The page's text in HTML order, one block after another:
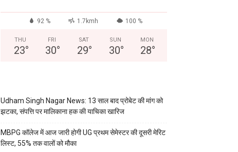
92 % 1.7kmh 100 %
THU
23°
FRI
30°
SAT
29°
SUN
30°
MON
28°
Udham Singh Nagar News: 13 साल बाद प्रोबेट की मांग को
झटका, संपत्ति पर मालिकाना हक की याचिका खारिज
MBPG कॉलेज में आज जारी होगी UG प्रथम सेमेस्टर की दूसरी मेरिट
लिस्ट, 55% तक वालों को मौका